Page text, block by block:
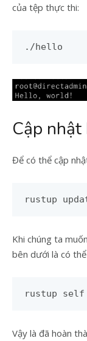
của tệp thực thi:
./hello
Cập
Để có thể cập
rustup
Khi chúng ta
bên dưới là có
rustup
Vậy là đã hoàn